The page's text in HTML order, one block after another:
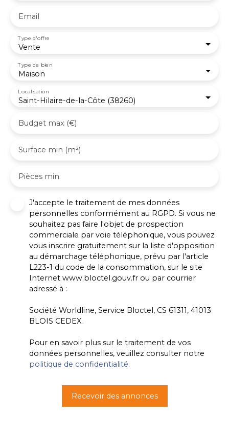
Email
Vente
Type d'offre
Maison
Type de bien
Saint-Hilaire-de-la-Côte (38260)
Localisation
Budget max (€)
Surface min (m²)
Pièces min
J'accepte le traitement de mes données
personnelles conformément au RGPD. Si vous ne
souhaitez pas faire l'objet de prospection
commerciale par voie téléphonique, vous pouvez
vous inscrire gratuitement sur la liste d'opposition
au démarchage téléphonique, prévu par l'article
L223-1 du code de la consommation, sur le site
Internet www.bloctel.gouv.fr ou par courrier
adressé à :
Société Worldline, Service Bloctel, CS 61311, 41013
BLOIS CEDEX.
Pour en savoir plus sur le traitement de vos
données personnelles, veuillez consulter notre
politique de confidentialité.
Recevoir des annonces